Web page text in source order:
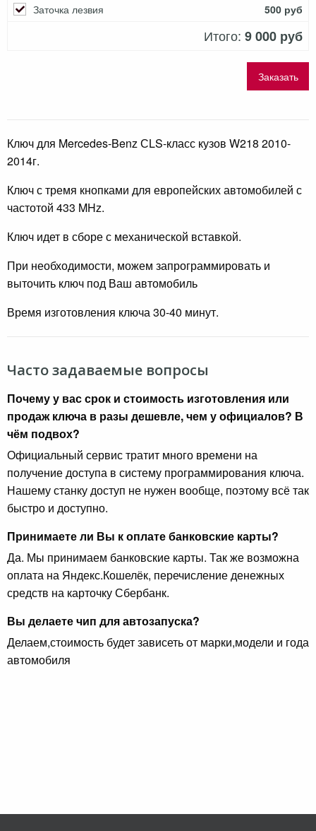
Заточка лезвия
500 руб
Итого: 9 000 руб
Заказать
Ключ для Mercedes-Benz СLS-класс кузов W218 2010-
2014г.
Ключ с тремя кнопками для европейских автомобилей с
частотой 433 MHz.
Ключ идет в сборе с механической вставкой.
При необходимости, можем запрограммировать и
выточить ключ под Ваш автомобиль
Время изготовления ключа 30-40 минут.
Часто задаваемые вопросы
Почему у вас срок и стоимость изготовления или
продаж ключа в разы дешевле, чем у официалов? В
чём подвох?
Официальный сервис тратит много времени на
получение доступа в систему программирования ключа.
Нашему станку доступ не нужен вообще, поэтому всё так
быстро и доступно.
Принимаете ли Вы к оплате банковские карты?
Да. Мы принимаем банковские карты. Так же возможна
оплата на Яндекс.Кошелёк, перечисление денежных
средств на карточку Сбербанк.
Вы делаете чип для автозапуска?
Делаем,стоимость будет зависеть от марки,модели и года
автомобиля